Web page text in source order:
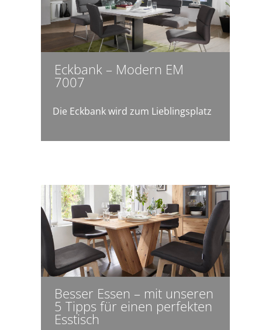
Eckbank – Modern EM
7007
Die Eckbank wird zum Lieblingsplatz
Besser Essen – mit unseren
5 Tipps für einen perfekten
Esstisch